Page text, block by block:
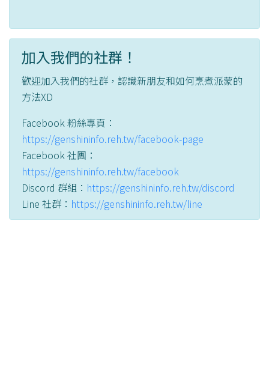
加入我們的社群！
歡迎加入我們的社群，認識新朋友和如何烹煮派蒙的
方法XD
Facebook 粉絲專頁：
https://genshininfo.reh.tw/facebook-page
Facebook 社團：
https://genshininfo.reh.tw/facebook
Discord 群組： https://genshininfo.reh.tw/discord
Line 社群： https://genshininfo.reh.tw/line